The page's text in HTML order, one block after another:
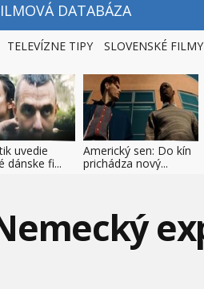
DATABÁZA
TELEVÍZNE TIPY SLOVENSKÉ FILMY
uvedie
dánske fi...
Americký sen: Do kín
prichádza nový...